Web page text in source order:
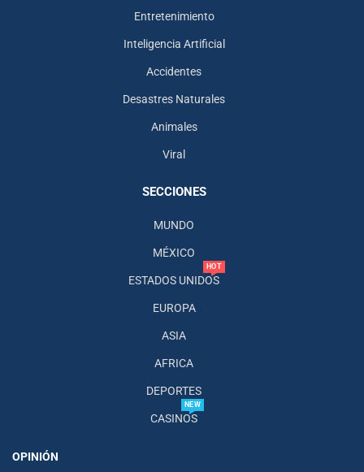
Entretenimiento
Inteligencia Artificial
Accidentes
Desastres Naturales
Animales
Viral
SECCIONES
MUNDO
MÉXICO
ESTADOS UNIDOS
HOT
EUROPA
ASIA
AFRICA
DEPORTES
CASINOS
NEW
OPINIÓN